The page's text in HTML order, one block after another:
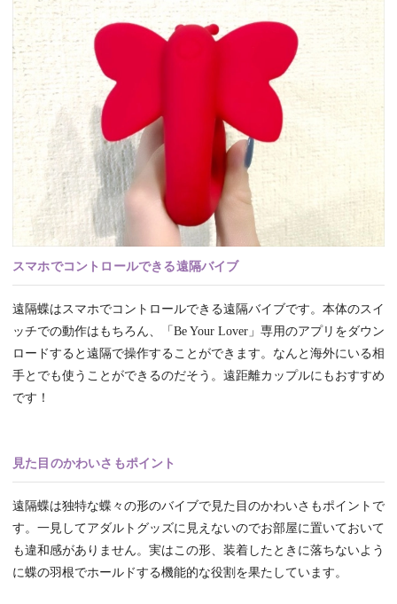
スマホでコントロールできる遠隔バイブ
遠隔蝶はスマホでコントロールできる遠隔バイブです。本体のスイ
ッチでの動作はもちろん、「Be Your Lover」専用のアプリをダウン
ロードすると遠隔で操作することができます。なんと海外にいる相
手とでも使うことができるのだそう。遠距離カップルにもおすすめ
です！
見た目のかわいさもポイント
遠隔蝶は独特な蝶々の形のバイブで見た目のかわいさもポイントで
す。一見してアダルトグッズに見えないのでお部屋に置いておいて
も違和感がありません。実はこの形、装着したときに落ちないよう
に蝶の羽根でホールドする機能的な役割を果たしています。